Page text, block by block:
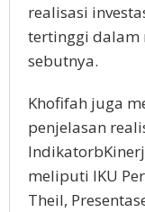
realisasi
tertinggi dalam
sebutnya.
Khofifah juga
penjelasan
meliputi IKU
Theil,